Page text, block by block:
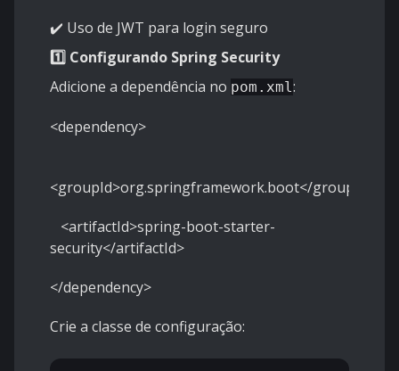
✔️ Uso de JWT para login seguro
1️⃣ Configurando Spring Security
Adicione a dependência no pom.xml:
<dependency>
<groupId>org.springframework.boot</groupId>
<artifactId>spring-boot-starter-
security</artifactId>
</dependency>
Crie a classe de configuração: